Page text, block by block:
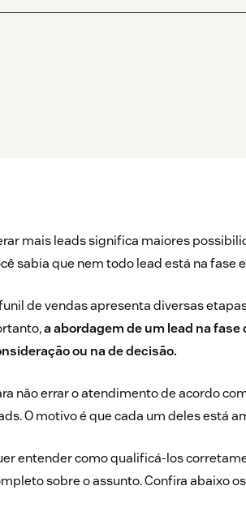
mais leads significa maiores
sabia que nem todo lead está na
de vendas apresenta diversas
a abordagem de um lead na
ou na de decisão.
não errar o atendimento de acordo
O motivo é que cada um deles está
entender como qualificá-los
sobre o assunto. Confira abaixo